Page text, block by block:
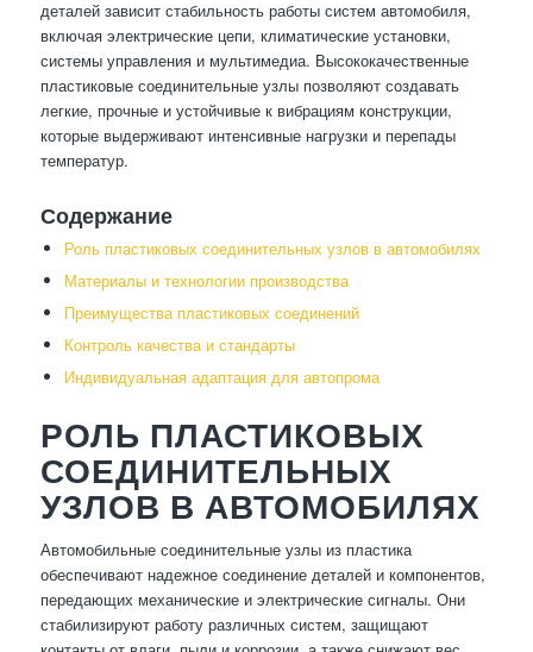
деталей зависит стабильность работы систем автомобиля,
включая электрические цепи, климатические установки,
системы управления и мультимедиа. Высококачественные
пластиковые соединительные узлы позволяют создавать
легкие, прочные и устойчивые к вибрациям конструкции,
которые выдерживают интенсивные нагрузки и перепады
температур.
Содержание
Роль пластиковых соединительных узлов в автомобилях
Материалы и технологии производства
Преимущества пластиковых соединений
Контроль качества и стандарты
Индивидуальная адаптация для автопрома
РОЛЬ ПЛАСТИКОВЫХ
СОЕДИНИТЕЛЬНЫХ
УЗЛОВ В АВТОМОБИЛЯХ
Автомобильные соединительные узлы из пластика
обеспечивают надежное соединение деталей и компонентов,
передающих механические и электрические сигналы. Они
стабилизируют работу различных систем, защищают